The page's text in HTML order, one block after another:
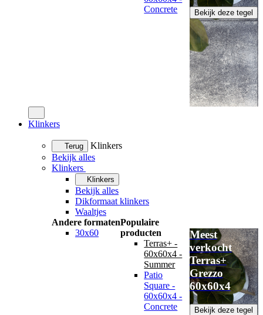
Concrete
Bekijk deze tegel
Klinkers
Terug
Klinkers
Bekijk alles
Klinkers
Klinkers
Bekijk alles
Dikformaat klinkers
Waaltjes
Andere formaten
30x60
Populaire
producten
Terras+ -
60x60x4 -
Summer
Patio
Square -
60x60x4 -
Concrete
Meest
verkocht
Terras+
Grezzo
60x60x4
Bekijk deze tegel